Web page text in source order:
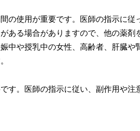
の使用が重要です。医師の指示に従
ある場合がありますので、他の薬剤
中や授乳中の女性、高齢者、肝臓や
す。医師の指示に従い、副作用や注